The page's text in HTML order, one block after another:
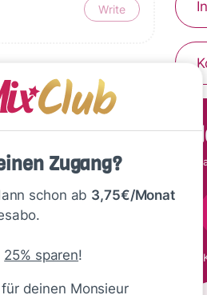
Zugang?
schon ab 3,75€/Monat
25% sparen!
deinen Monsieur
Write